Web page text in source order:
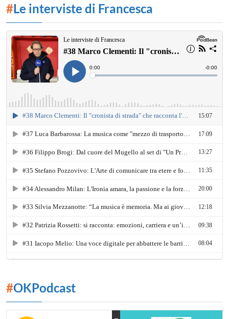
#Le interviste di Francesca
#OKPodcast